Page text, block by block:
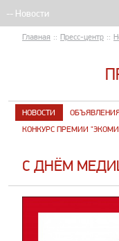
Главная :: Пресс-центр ::
НОВОСТИ
КОНКУРС ПРЕМИИ
С ДНЁМ